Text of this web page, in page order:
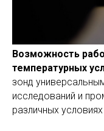
Возможность
температурных
зонд
исследований и
различных